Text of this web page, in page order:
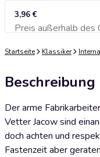
3,96 €
Preis außerhalb des
Zum
Startseite Klassiker
Beschreibung
Der arme
Vetter Jacow sind
doch achten und
Fastenzeit aber